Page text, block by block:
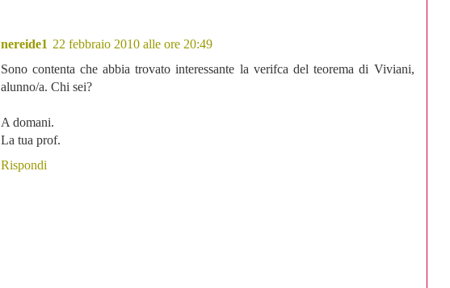
nereide1 22 febbraio 2010 alle ore 20:49
Sono contenta che abbia trovato interessante la verifca del teorema di Viviani,
alunno/a. Chi sei?
A domani.
La tua prof.
Rispondi